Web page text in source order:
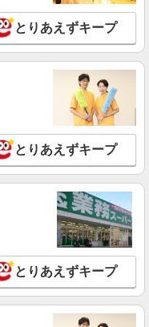
とりあえずキープ
とりあえずキープ
とりあえずキープ